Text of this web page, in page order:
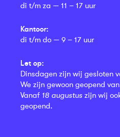
di t/m za — 11 – 17 uur
Kantoor:
di t/m do — 9 – 17 uur
Let op:
Dinsdagen zijn wij gesloten
We zijn gewoon geopend
Vanaf 18 augustus zijn wij
geopend.